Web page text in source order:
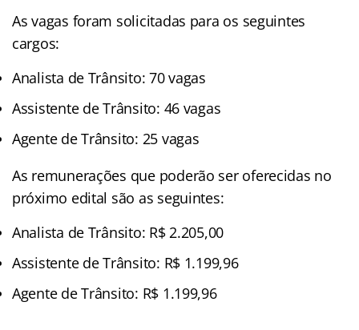
As vagas foram solicitadas para os seguintes
cargos:
Analista de Trânsito: 70 vagas
Assistente de Trânsito: 46 vagas
Agente de Trânsito: 25 vagas
As remunerações que poderão ser oferecidas no
próximo edital são as seguintes:
Analista de Trânsito: R$ 2.205,00
Assistente de Trânsito: R$ 1.199,96
Agente de Trânsito: R$ 1.199,96